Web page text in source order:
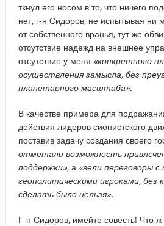
ткнул его носом в то, что ничего
нет, г-н Сидоров, не испытывая
от собственного вранья, тут же
отсутствие надежд на внешнее
отсутствие у меня «конкретного
осуществления замысла, без
планетарного масштаба».
В качестве примера для
действия лидеров сионистского
поставив задачу создания своего
отметали возможность
поддержки», а «вели переговоры
геополитическими игроками, без
сделать было нельзя».
Г-н Сидоров, имейте совесть! Что